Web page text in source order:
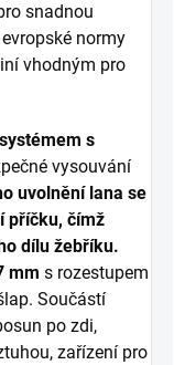
snadnou
normy
vhodným pro
s
vysouvání
uvolnění lana se
příčku, čímž
dílu žebříku.
mm s rozestupem
Součástí
po zdi,
zařízení pro